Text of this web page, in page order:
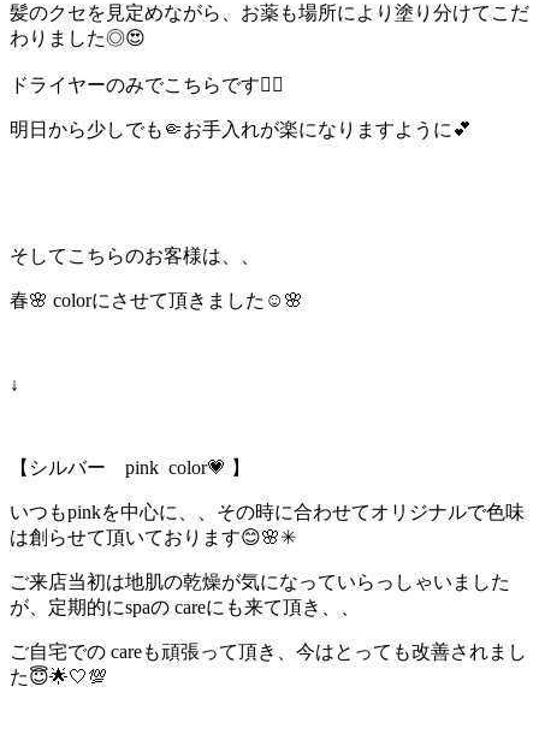
髪のクセを見定めながら、お薬も場所により塗り分けてこだ
わりました◎😍
ドライヤーのみでこちらです💁‍♀️
明日から少しでも🤏お手入れが楽になりますように💕
そしてこちらのお客様は、、
春🌸 colorにさせて頂きました☺️🌸
↓
【シルバー pink color💗 】
いつもpinkを中心に、、その時に合わせてオリジナルで色味
は創らせて頂いております😊🌸✳︎
ご来店当初は地肌の乾燥が気になっていらっしゃいました
が、定期的にspaの careにも来て頂き、、
ご自宅での careも頑張って頂き、今はとっても改善されまし
た😇🌟🤍💯